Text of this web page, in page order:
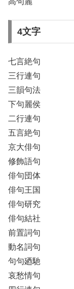
4文字
七言絶句
三行連句
三韻句法
下句麗侯
二行連句
五言絶句
京大俳句
修飾語句
俳句団体
俳句王国
俳句研究
俳句結社
前置詞句
動名詞句
句句廼馳
哀愁情句